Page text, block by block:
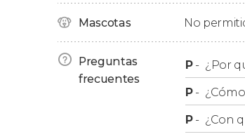
Mascotas No
Preguntas
frecuentes
P- ¿Por
P-
P- ¿Con